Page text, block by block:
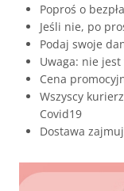
Poproś o
Jeśli nie, po
Podaj swoje
Uwaga: nie
Cena
Wszyscy
Covid19
Dostawa